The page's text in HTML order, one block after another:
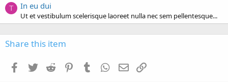
T In eu dui
Ut et vestibulum scelerisque laoreet nulla nec sem pellentesque...
Share this item
Facebook
Twitter Reddit PinterestTumblr WhatsApp
Email